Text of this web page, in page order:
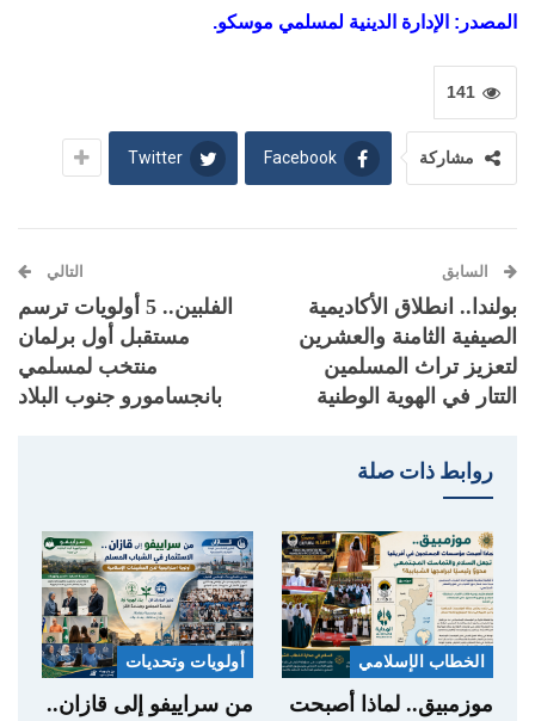
المصدر: الإدارة الدينية لمسلمي موسكو.
141
مشاركة Facebook
Twitter
السابق
بولندا.. انطلاق الأكاديمية
الصيفية الثامنة والعشرين
لتعزيز تراث المسلمين
التتار في الهوية الوطنية
التالي
الفلبين.. 5 أولويات ترسم
مستقبل أول برلمان
منتخب لمسلمي
بانجسامورو جنوب البلاد
روابط ذات صلة
الخطاب الإسلامي
موزمبيق.. لماذا أصبحت
أولويات وتحديات
من سراييفو إلى قازان..